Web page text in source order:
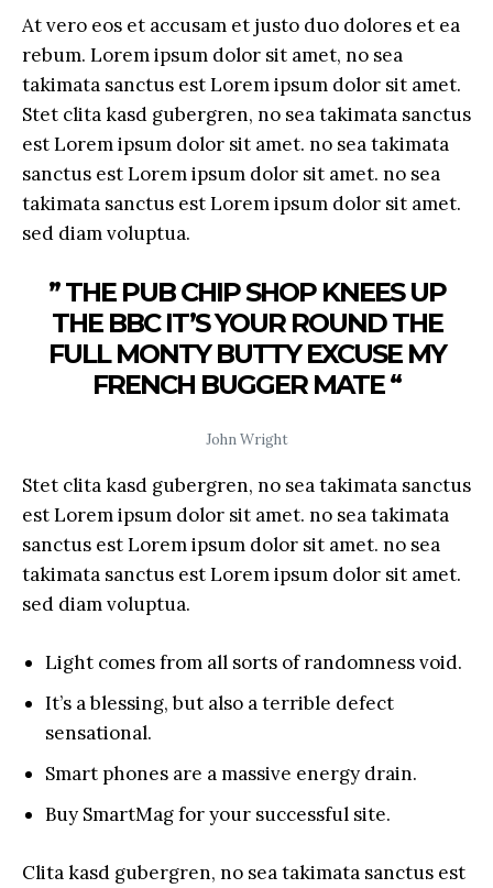
At vero eos et accusam et justo duo dolores et ea
rebum. Lorem ipsum dolor sit amet, no sea
takimata sanctus est Lorem ipsum dolor sit amet.
Stet clita kasd gubergren, no sea takimata sanctus
est Lorem ipsum dolor sit amet. no sea takimata
sanctus est Lorem ipsum dolor sit amet. no sea
takimata sanctus est Lorem ipsum dolor sit amet.
sed diam voluptua.
” THE PUB CHIP SHOP KNEES UP
THE BBC IT’S YOUR ROUND THE
FULL MONTY BUTTY EXCUSE MY
FRENCH BUGGER MATE “
John Wright
Stet clita kasd gubergren, no sea takimata sanctus
est Lorem ipsum dolor sit amet. no sea takimata
sanctus est Lorem ipsum dolor sit amet. no sea
takimata sanctus est Lorem ipsum dolor sit amet.
sed diam voluptua.
Light comes from all sorts of randomness void.
It’s a blessing, but also a terrible defect
sensational.
Smart phones are a massive energy drain.
Buy SmartMag for your successful site.
Clita kasd gubergren, no sea takimata sanctus est